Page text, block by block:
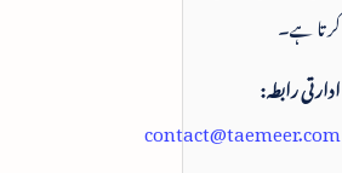
کرتا ہے۔
ادارتی رابطہ:
contact@taemeer.com